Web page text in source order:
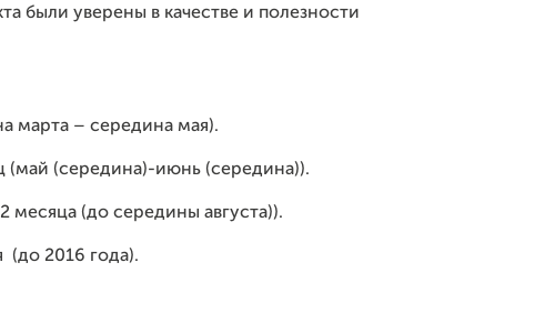
были уверены в качестве и полезности
марта – середина мая).
(май (середина)-июнь (середина)).
месяца (до середины августа)).
(до 2016 года).